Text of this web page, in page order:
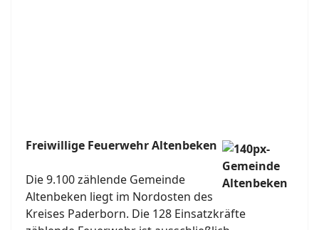
Freiwillige Feuerwehr Altenbeken
Die 9.100 zählende Gemeinde
Altenbeken liegt im Nordosten des
Kreises Paderborn. Die 128 Einsatzkräfte